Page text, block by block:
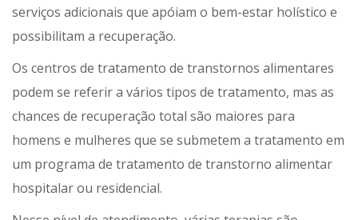
serviços adicionais que apóiam o bem-estar holístico e
possibilitam a recuperação.
Os centros de tratamento de transtornos alimentares
podem se referir a vários tipos de tratamento, mas as
chances de recuperação total são maiores para
homens e mulheres que se submetem a tratamento em
um programa de tratamento de transtorno alimentar
hospitalar ou residencial.